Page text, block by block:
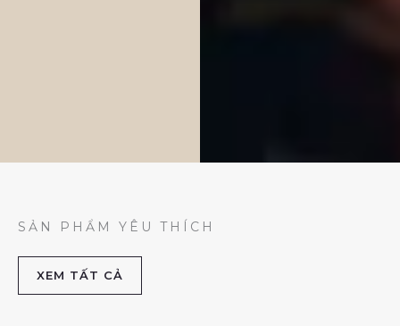
SẢN PHẨM YÊU THÍCH
XEM TẤT CẢ